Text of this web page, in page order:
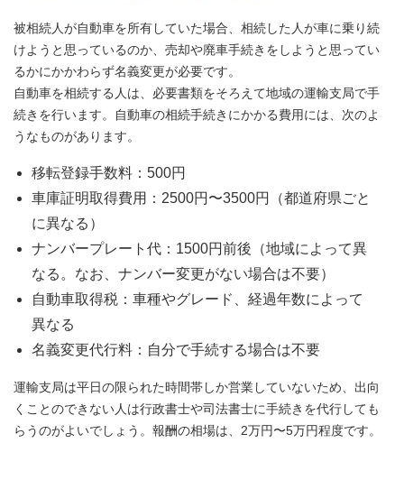
被相続人が自動車を所有していた場合、相続した人が車に乗り続
けようと思っているのか、売却や廃車手続きをしようと思ってい
るかにかかわらず名義変更が必要です。
自動車を相続する人は、必要書類をそろえて地域の運輸支局で手
続きを行います。自動車の相続手続きにかかる費用には、次のよ
うなものがあります。
移転登録手数料：500円
車庫証明取得費用：2500円〜3500円（都道府県ごと
に異なる）
ナンバープレート代：1500円前後（地域によって異
なる。なお、ナンバー変更がない場合は不要）
自動車取得税：車種やグレード、経過年数によって
異なる
名義変更代行料：自分で手続する場合は不要
運輸支局は平日の限られた時間帯しか営業していないため、出向
くことのできない人は行政書士や司法書士に手続きを代行しても
らうのがよいでしょう。報酬の相場は、2万円〜5万円程度です。